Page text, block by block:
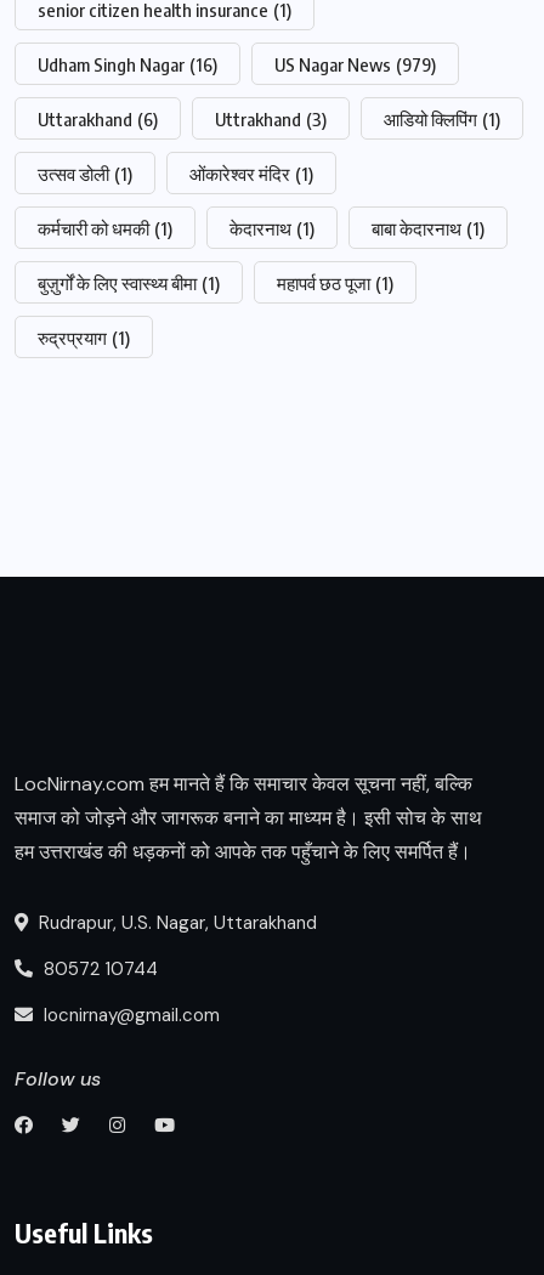
senior citizen health insurance (1)
Udham Singh Nagar (16) US Nagar News (979)
Uttarakhand (6) Uttrakhand (3) आडियो क्लिपिंग (1)
उत्सव डोली (1) ओंकारेश्वर मंदिर (1)
कर्मचारी को धमकी (1) केदारनाथ (1) बाबा केदारनाथ (1)
बुज़ुर्गों के लिए स्वास्थ्य बीमा (1) महापर्व छठ पूजा (1)
रुद्रप्रयाग (1)
LocNirnay.com हम मानते हैं कि समाचार केवल सूचना नहीं, बल्कि
समाज को जोड़ने और जागरूक बनाने का माध्यम है। इसी सोच के साथ
हम उत्तराखंड की धड़कनों को आपके तक पहुँचाने के लिए समर्पित हैं।
Rudrapur, U.S. Nagar, Uttarakhand
80572 10744
locnirnay@gmail.com
Follow us
Useful Links